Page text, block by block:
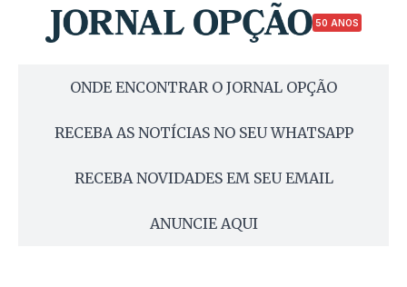
50 ANOS
ONDE ENCONTRAR O JORNAL OPÇÃO
RECEBA AS NOTÍCIAS NO SEU WHATSAPP
RECEBA NOVIDADES EM SEU EMAIL
ANUNCIE AQUI